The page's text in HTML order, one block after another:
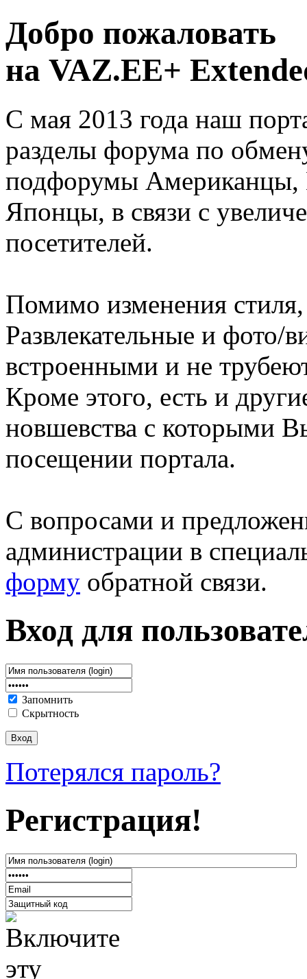
Добро пожаловать
на VAZ.EE+
С мая 2013 года наш
разделы форума по
подфорумы
Японцы, в связи с
посетителей.
Помимо изменения
Развлекательные и фото/
встроенными и не
Кроме этого, есть и
новшевства с которыми
посещении портала.
С вопросами и
администрации в
форму обратной связи.
Вход для
Запомнить
Скрытность
Потерялся пароль?
Регистрация!